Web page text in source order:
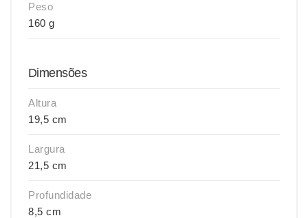
Peso
160 g
Dimensões
Altura
19,5 cm
Largura
21,5 cm
Profundidade
8,5 cm